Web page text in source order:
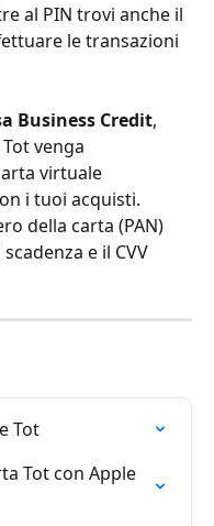
al PIN trovi anche il
le transazioni
Business Credit,
venga
virtuale
i tuoi acquisti.
della carta (PAN)
e il CVV
Tot
Tot con Apple